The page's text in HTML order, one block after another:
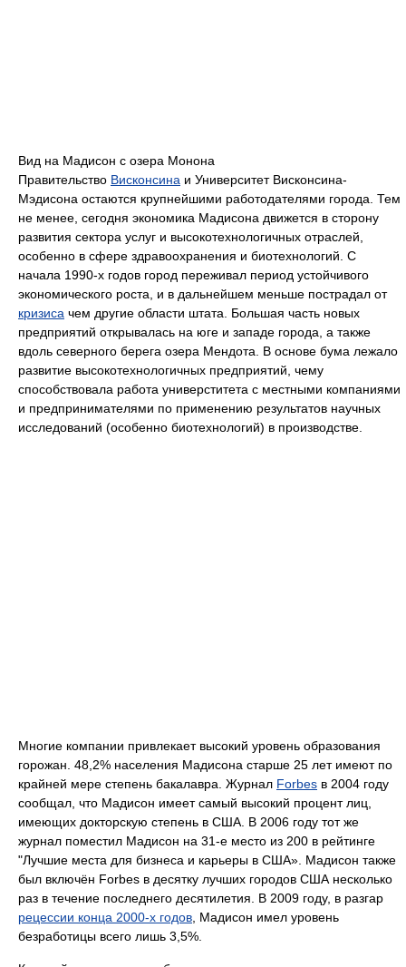
Вид на Мадисон с озера Монона
Правительство Висконсина и Университет Висконсина-
Мэдисона остаются крупнейшими работодателями города. Тем
не менее, сегодня экономика Мадисона движется в сторону
развития сектора услуг и высокотехнологичных отраслей,
особенно в сфере здравоохранения и биотехнологий. С
начала 1990-х годов город переживал период устойчивого
экономического роста, и в дальнейшем меньше пострадал от
кризиса чем другие области штата. Большая часть новых
предприятий открывалась на юге и западе города, а также
вдоль северного берега озера Мендота. В основе бума лежало
развитие высокотехнологичных предприятий, чему
способствовала работа универститета с местными компаниями
и предпринимателями по применению результатов научных
исследований (особенно биотехнологий) в производстве.
Многие компании привлекает высокий уровень образования
горожан. 48,2% населения Мадисона старше 25 лет имеют по
крайней мере степень бакалавра. Журнал Forbes в 2004 году
сообщал, что Мадисон имеет самый высокий процент лиц,
имеющих докторскую степень в США. В 2006 году тот же
журнал поместил Мадисон на 31-е место из 200 в рейтинге
"Лучшие места для бизнеса и карьеры в США». Мадисон также
был включён Forbes в десятку лучших городов США несколько
раз в течение последнего десятилетия. В 2009 году, в разгар
рецессии конца 2000-х годов, Мадисон имел уровень
безработицы всего лишь 3,5%.